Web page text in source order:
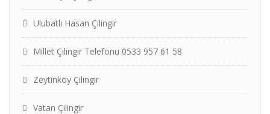
Ulubatlı Hasan Çilingir
Millet Çilingir Telefonu 0533 957 61 58
Zeytinköy Çilingir
Vatan Çilingir